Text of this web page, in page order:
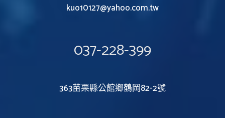
kuo10127@yahoo.com.tw
037-228-399
363苗栗縣公館鄉鶴岡82-2號